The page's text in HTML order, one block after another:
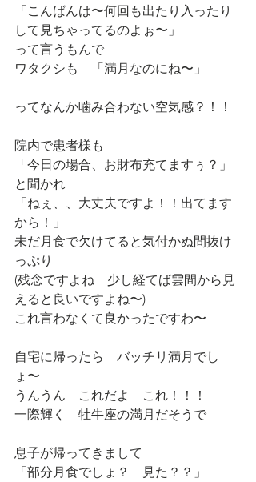
「こんばんは〜何回も出たり入ったり
して見ちゃってるのよぉ〜」
って言うもんで
ワタクシも　「満月なのにね〜」
ってなんか噛み合わない空気感？！！
院内で患者様も
「今日の場合、お財布充てますぅ？」
と聞かれ
「ねぇ、、大丈夫ですよ！！出てます
から！」
未だ月食で欠けてると気付かぬ間抜け
っぷり
(残念ですよね　少し経てば雲間から見
えると良いですよね〜)
これ言わなくて良かったですわ〜
自宅に帰ったら　バッチリ満月でし
ょ〜
うんうん　これだよ　これ！！！
一際輝く　牡牛座の満月だそうで
息子が帰ってきまして
「部分月食でしょ？　見た？？」